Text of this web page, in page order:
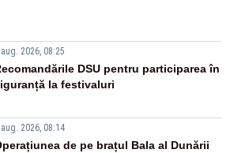
2026, 08:25
DSU pentru participarea în
la festivaluri
2026, 08:14
de pe brațul Bala al Dunării